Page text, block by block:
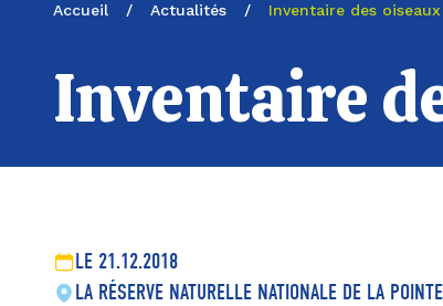
Accueil / Actualités / Inventaire des oiseaux
Inventaire
LE 21.12.2018
LA RÉSERVE NATURELLE NATIONALE DE LA